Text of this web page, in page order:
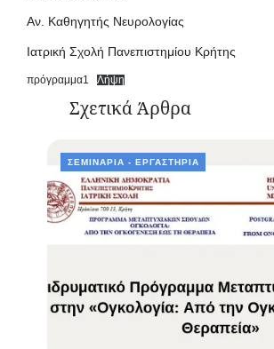
Αν. Καθηγητής Νευρολογίας
Ιατρική Σχολή Πανεπιστημίου Κρήτης
πρόγραμμα1 Λήψη
Σχετικά Άρθρα
ΣΕΜΙΝΆΡΙΑ - ΕΡΓΑΣΤΉΡΙΑ